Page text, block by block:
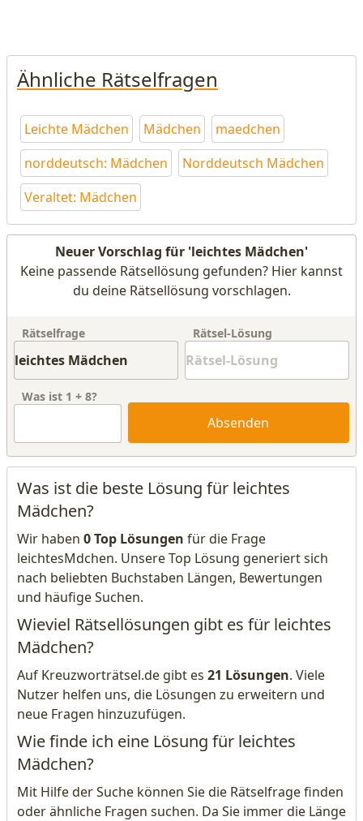
Ähnliche Rätselfragen
Leichte Mädchen Mädchen
maedchen
norddeutsch: Mädchen
Norddeutsch Mädchen
Veraltet: Mädchen
Neuer Vorschlag für 'leichtes Mädchen'
Keine passende Rätsellösung gefunden? Hier kannst
du deine Rätsellösung vorschlagen.
Rätselfrage Rätsel-Lösung
Was ist 1 + 8?
Absenden
Was ist die beste Lösung für leichtes
Mädchen?
Wir haben 0 Top Lösungen für die Frage
leichtesMdchen. Unsere Top Lösung generiert sich
nach beliebten Buchstaben Längen, Bewertungen
und häufige Suchen.
Wieviel Rätsellösungen gibt es für leichtes
Mädchen?
Auf Kreuzworträtsel.de gibt es 21 Lösungen. Viele
Nutzer helfen uns, die Lösungen zu erweitern und
neue Fragen hinzuzufügen.
Wie finde ich eine Lösung für leichtes
Mädchen?
Mit Hilfe der Suche können Sie die Rätselfrage finden
oder ähnliche Fragen suchen. Da Sie immer die Länge